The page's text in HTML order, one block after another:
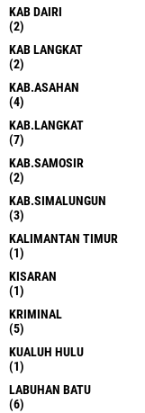
KAB DAIRI
(2)
KAB LANGKAT
(2)
KAB.ASAHAN
(4)
KAB.LANGKAT
(7)
KAB.SAMOSIR
(2)
KAB.SIMALUNGUN
(3)
KALIMANTAN TIMUR
(1)
KISARAN
(1)
KRIMINAL
(5)
KUALUH HULU
(1)
LABUHAN BATU
(6)